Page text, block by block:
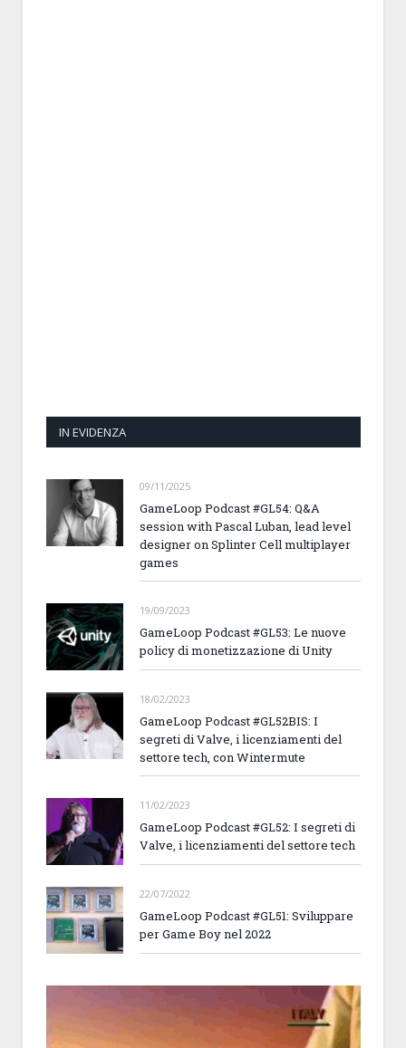
IN EVIDENZA
09/11/2025
GameLoop Podcast #GL54: Q&A
session with Pascal Luban, lead level
designer on Splinter Cell multiplayer
games
19/09/2023
GameLoop Podcast #GL53: Le nuove
policy di monetizzazione di Unity
18/02/2023
GameLoop Podcast #GL52BIS: I
segreti di Valve, i licenziamenti del
settore tech, con Wintermute
11/02/2023
GameLoop Podcast #GL52: I segreti di
Valve, i licenziamenti del settore tech
22/07/2022
GameLoop Podcast #GL51: Sviluppare
per Game Boy nel 2022